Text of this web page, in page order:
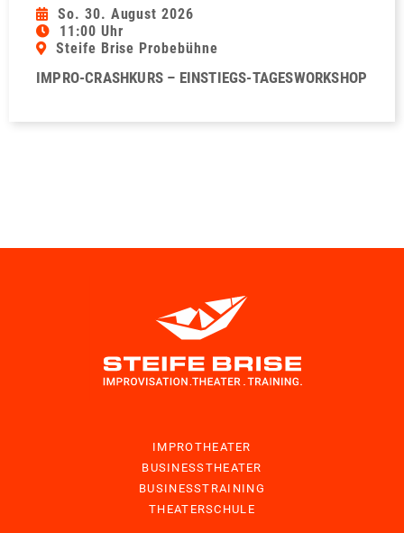
So. 30. August 2026
11:00 Uhr
Steife Brise Probebühne
IMPRO-CRASHKURS – EINSTIEGS-TAGESWORKSHOP
IMPROTHEATER
BUSINESSTHEATER
BUSINESSTRAINING
THEATERSCHULE